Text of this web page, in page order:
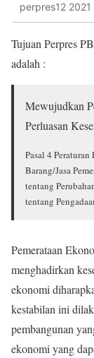
perpres12 2021
Tujuan Perpres
adalah :
Mewujudkan
Perluasan
Pasal 4
Barang/Jasa
tentang
tentang
Pemerataan
menghadirkan
ekonomi
kestabilan ini
pembangunan
ekonomi yang